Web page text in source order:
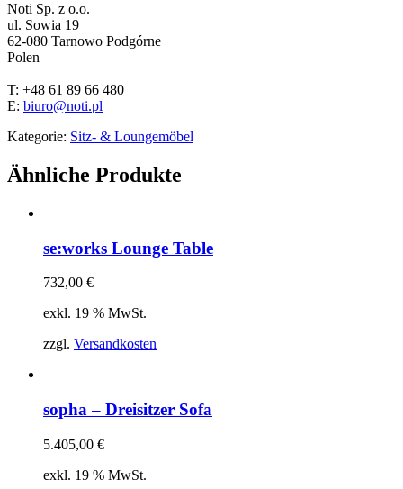
Noti Sp. z o.o.
ul. Sowia 19
62-080 Tarnowo Podgórne
Polen
T: +48 61 89 66 480
E: biuro@noti.pl
Kategorie: Sitz- & Loungemöbel
Ähnliche Produkte
se:works Lounge Table
732,00 €
exkl. 19 % MwSt.
zzgl. Versandkosten
sopha – Dreisitzer Sofa
5.405,00 €
exkl. 19 % MwSt.